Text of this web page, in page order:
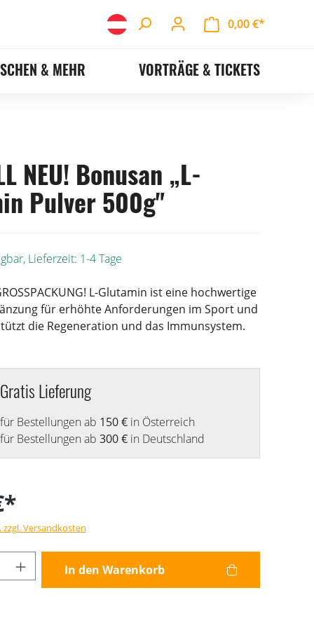
0,00 €*
& MEHR VORTRÄGE & TICKETS
NEU! Bonusan „L-
Pulver 500g"
Lieferzeit: 1-4 Tage
L-Glutamin ist eine hochwertige
für erhöhte Anforderungen im Sport und
die Regeneration und das Immunsystem.
Gratis Lieferung
für Bestellungen ab 150 €in Österreich
für Bestellungen ab 300 €in Deutschland
zzgl. Versandkosten
Gib den gewünschten Wert
In den Warenkorb